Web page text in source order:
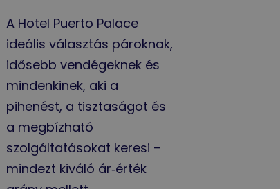
A Hotel Puerto Palace
ideális választás pároknak,
idősebb vendégeknek és
mindenkinek, aki a
pihenést, a tisztaságot és
a megbízható
szolgáltatásokat keresi –
mindezt kiváló ár‑érték